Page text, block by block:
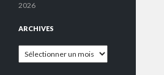
2026
ARCHIVES
Archives